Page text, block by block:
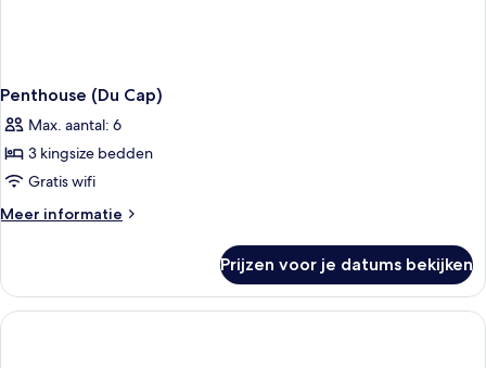
Penthouse (Du Cap)
Max. aantal: 6
3 kingsize bedden
Gratis wifi
Meer informatie
Meer
(Du
Cap)
Prijzen voor je datums bekijken